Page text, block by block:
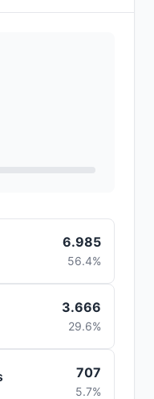
6.985
56.4%
3.666
29.6%
707
5.7%